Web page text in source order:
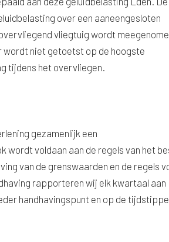
over een aaneengesloten
vliegtuig wordt
wordt niet getoetst op de hoogste
tijdens het overvliegen.
gezamenlijk een
wordt voldaan aan de regels van het
van de grenswaarden en de regels
rapporteren wij elk kwartaal aan
handhavingspunt en op de